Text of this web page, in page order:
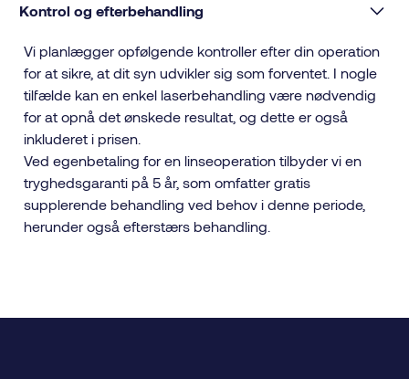
Kontrol og efterbehandling
Vi planlægger opfølgende kontroller efter din operation
for at sikre, at dit syn udvikler sig som forventet. I nogle
tilfælde kan en enkel laserbehandling være nødvendig
for at opnå det ønskede resultat, og dette er også
inkluderet i prisen.
Ved egenbetaling for en linseoperation tilbyder vi en
tryghedsgaranti på 5 år, som omfatter gratis
supplerende behandling ved behov i denne periode,
herunder også efterstærs behandling.